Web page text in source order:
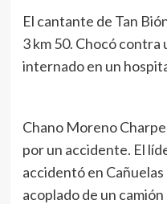
El cantante de Tan
3 km 50. Chocó contra
internado en un
Chano Moreno
por un accidente. El
accidentó en
acoplado de un